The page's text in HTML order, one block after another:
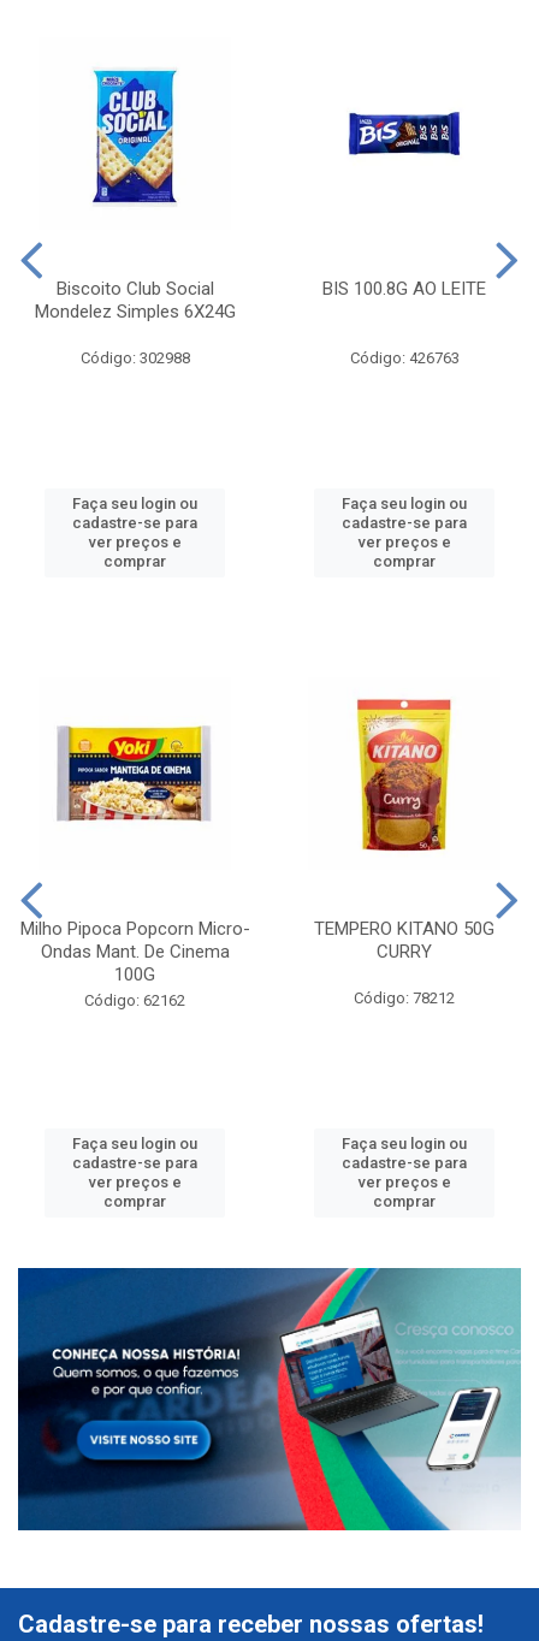
Biscoito Club Social
Mondelez Simples 6X24G
Código: 302988
Faça seu login ou
cadastre-se para
ver preços e
comprar
BIS 100.8G AO LEITE
Código: 426763
Faça seu login ou
cadastre-se para
ver preços e
comprar
Milho Pipoca Popcorn Micro-
Ondas Mant. De Cinema
100G
Código: 62162
Faça seu login ou
cadastre-se para
ver preços e
comprar
TEMPERO KITANO 50G
CURRY
Código: 78212
Faça seu login ou
cadastre-se para
ver preços e
comprar
Cadastre-se para receber nossas ofertas!